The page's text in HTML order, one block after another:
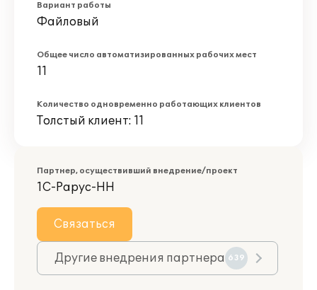
Вариант работы
Файловый
Общее число автоматизированных рабочих мест
11
Количество одновременно работающих клиентов
Толстый клиент: 11
Партнер, осуществивший внедрение/проект
1С-Рарус-НН
Связаться
Другие внедрения партнера 639